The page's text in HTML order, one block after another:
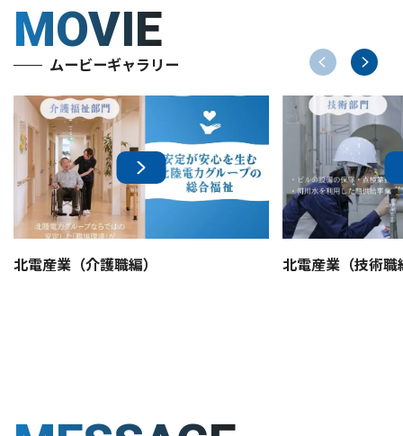
MOVIE
ムービーギャラリー
北電産業（介護職編） 北電産業（技術職